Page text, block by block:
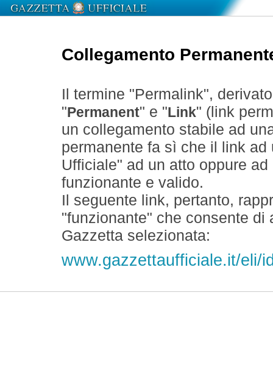
Collegamento
Il termine "Permalink",
" Permanent" e " Link" (link
un collegamento stabile ad
permanente fa sì che il link
Ufficiale" ad un atto oppure
funzionante e valido.
Il seguente link, pertanto,
"funzionante" che consente
Gazzetta selezionata:
www.gazzettaufficiale.it/eli/